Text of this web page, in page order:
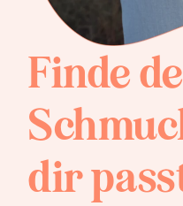
Finde
dir